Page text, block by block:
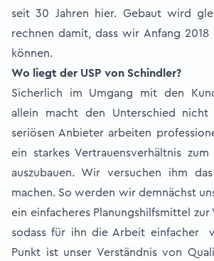
seit 30 Jahren hier. Gebaut wird
rechnen damit, dass wir Anfang 2018
können.
Wo liegt der USP von Schindler?
Sicherlich im Umgang mit den
allein macht den Unterschied nicht
seriösen Anbieter arbeiten
ein starkes Vertrauensverhältnis
auszubauen. Wir versuchen ihm
machen. So werden wir demnächst
ein einfacheres Planungshilfsmittel zur
sodass für ihn die Arbeit einfacher
Punkt ist unser Verständnis von